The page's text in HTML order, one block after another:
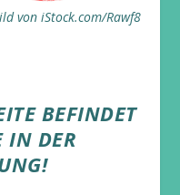
von iStock.com/Rawf8
BEFINDET
IN DER